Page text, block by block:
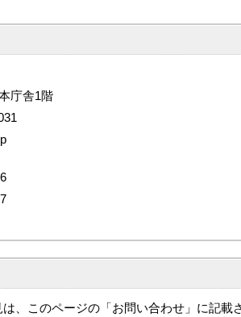
庁舎1階
、このページの「お問い合わせ」に記載